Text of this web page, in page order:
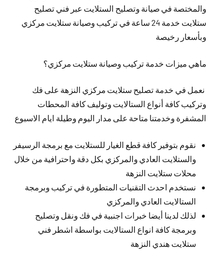
والمختصة في صيانة وتصليح الستلايت عبر فني تصليح
ستلايت خدمة 24 ساعة في تركيب وصيانة ستلايت مركزي
وبأسعار رخيصة
ماهي ميزات خدمة تركيب وصيانة ستلايت مركزي؟
نعمل في خدمة تصليح ستلايت مركزي النزهة على فك
وتركيب كافة أنواع الستالايت وتوليف كافة المحطات
المشفرة وخدمتنا متاحة على مدار اليوم وطيلة ايام الاسبوع
نقوم بتوفير كافة قطع الغيار للستلايت مع برمجة الرسيفر
والستلايت العادي والمركزي بكل دقة واحترافية من خلال
محلات ستلايت النزهة
نستخدم احدث التقنيات المتطورة في تركيب وبرمجة
الستالايت العادي والمركزي
لذلك لدينا أيضا خبرات اجنبية في فك ونقل وتصليح
وبرمجة كافة انواع الستالايت بواسطة اشطر فني
ستلايت هندي النزهة